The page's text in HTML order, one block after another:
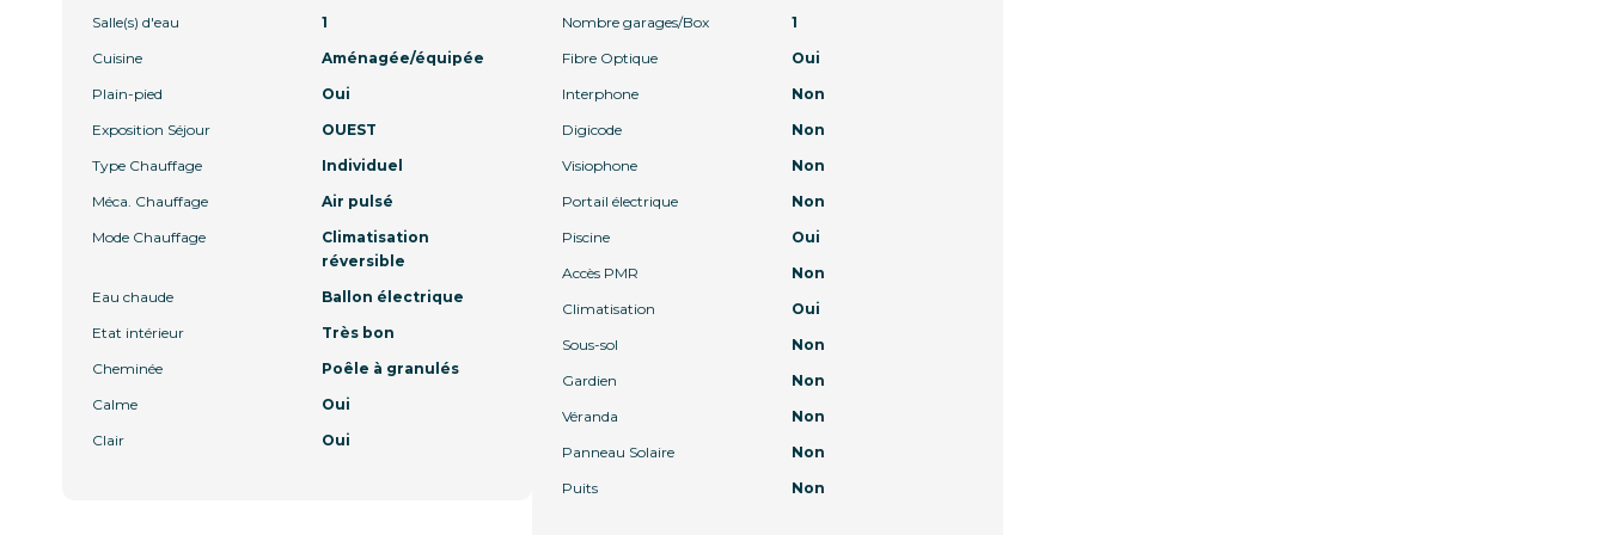
Salle(s) d'eau
1
Cuisine
Aménagée/équipée
Plain-pied
Oui
Exposition Séjour
OUEST
Type Chauffage
Individuel
Méca. Chauffage
Air pulsé
Mode Chauffage
Climatisation
réversible
Eau chaude
Ballon électrique
Etat intérieur
Très bon
Cheminée
Poêle à granulés
Calme
Oui
Clair
Oui
Nombre garages/Box
1
Fibre Optique
Oui
Interphone
Non
Digicode
Non
Visiophone
Non
Portail électrique
Non
Piscine
Oui
Accès PMR
Non
Climatisation
Oui
Sous-sol
Non
Gardien
Non
Véranda
Non
Panneau Solaire
Non
Puits
Non